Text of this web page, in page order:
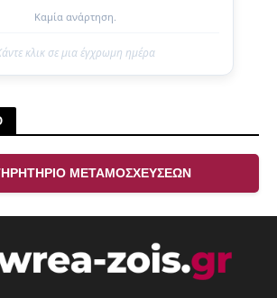
Καμία ανάρτηση.
κλικ σε μια έγχρωμη ημέρα
ΜΕΤΑΜΟΣΧΕΥΣΕΩΝ